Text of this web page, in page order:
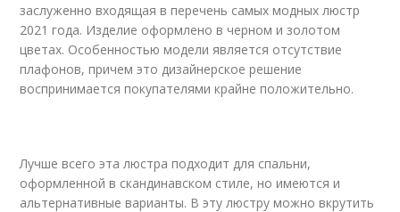
заслуженно входящая в перечень самых модных люстр
2021 года. Изделие оформлено в черном и золотом
цветах. Особенностью модели является отсутствие
плафонов, причем это дизайнерское решение
воспринимается покупателями крайне положительно.
Лучше всего эта люстра подходит для спальни,
оформленной в скандинавском стиле, но имеются и
альтернативные варианты. В эту люстру можно вкрутить